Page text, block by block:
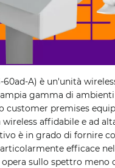
A) è un'unità
gamma di
premises
affidabile e ad
è in grado di fornire
efficace
sullo spettro meno